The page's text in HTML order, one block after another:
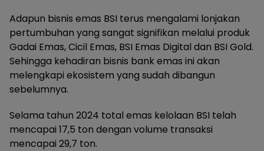
Adapun bisnis emas BSI terus mengalami lonjakan
pertumbuhan yang sangat signifikan melalui produk
Gadai Emas, Cicil Emas, BSI Emas Digital dan BSI Gold.
Sehingga kehadiran bisnis bank emas ini akan
melengkapi ekosistem yang sudah dibangun
sebelumnya.
Selama tahun 2024 total emas kelolaan BSI telah
mencapai 17,5 ton dengan volume transaksi
mencapai 29,7 ton.